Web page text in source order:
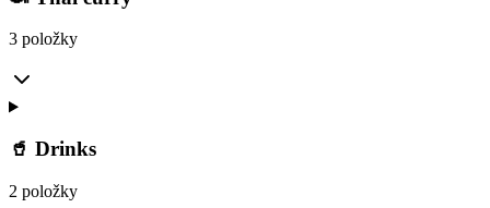
3 položky
🥤 Drinks
2 položky